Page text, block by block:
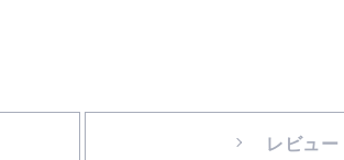
レビュー